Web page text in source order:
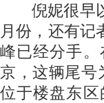
倪妮很早以
月份，还有记
峰已经分手
京，这辆尾号
位于楼盘东